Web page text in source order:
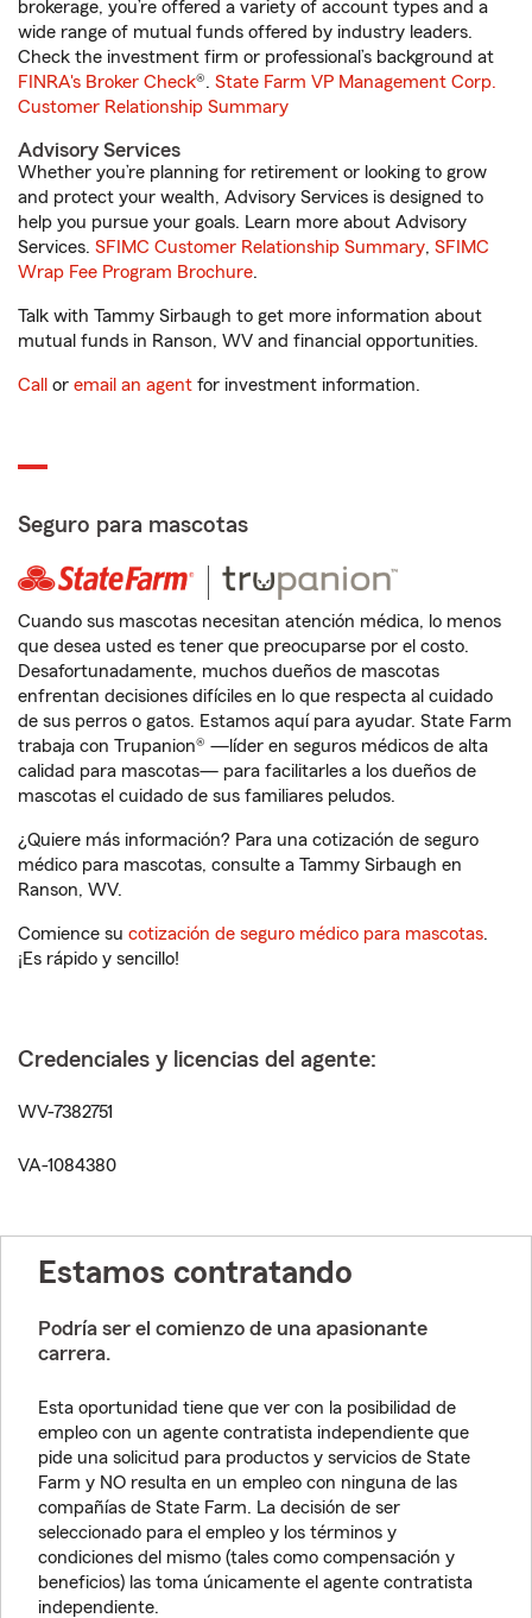
brokerage, you’re offered a variety of account types and a
wide range of mutual funds offered by industry leaders.
Check the investment firm or professional’s background at
FINRA's Broker Check®. State Farm VP Management Corp.
Customer Relationship Summary
Advisory Services
Whether you’re planning for retirement or looking to grow
and protect your wealth, Advisory Services is designed to
help you pursue your goals. Learn more about Advisory
Services. SFIMC Customer Relationship Summary, SFIMC
Wrap Fee Program Brochure.
Talk with Tammy Sirbaugh to get more information about
mutual funds in Ranson, WV and financial opportunities.
Call or email an agent for investment information.
Seguro para mascotas
Cuando sus mascotas necesitan atención médica, lo menos
que desea usted es tener que preocuparse por el costo.
Desafortunadamente, muchos dueños de mascotas
enfrentan decisiones difíciles en lo que respecta al cuidado
de sus perros o gatos. Estamos aquí para ayudar. State Farm
trabaja con Trupanion® —líder en seguros médicos de alta
calidad para mascotas— para facilitarles a los dueños de
mascotas el cuidado de sus familiares peludos.
¿Quiere más información? Para una cotización de seguro
médico para mascotas, consulte a Tammy Sirbaugh en
Ranson, WV.
Comience su cotización de seguro médico para mascotas.
¡Es rápido y sencillo!
Credenciales y licencias del agente:
WV-7382751
VA-1084380
Estamos contratando
Podría ser el comienzo de una apasionante
carrera.
Esta oportunidad tiene que ver con la posibilidad de
empleo con un agente contratista independiente que
pide una solicitud para productos y servicios de State
Farm y NO resulta en un empleo con ninguna de las
compañías de State Farm. La decisión de ser
seleccionado para el empleo y los términos y
condiciones del mismo (tales como compensación y
beneficios) las toma únicamente el agente contratista
independiente.